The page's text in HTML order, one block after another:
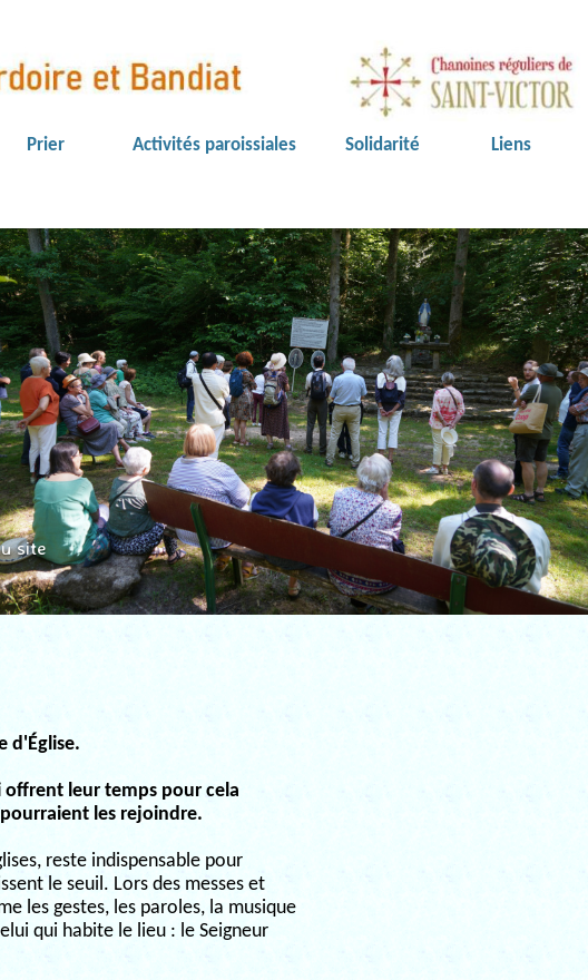
Prier Activités paroissiales Solidarité Liens
site
d'Église.
offrent leur temps pour cela
les rejoindre.
reste indispensable pour
le seuil. Lors des messes et
les gestes, les paroles, la musique
qui habite le lieu : le Seigneur